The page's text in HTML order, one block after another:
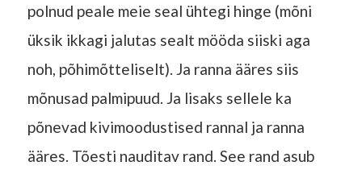
polnud peale meie seal ühtegi hinge (mõni
üksik ikkagi jalutas sealt mööda siiski aga
noh, põhimõtteliselt). Ja ranna ääres siis
mõnusad palmipuud. Ja lisaks sellele ka
põnevad kivimoodustised rannal ja ranna
ääres. Tõesti nauditav rand. See rand asub